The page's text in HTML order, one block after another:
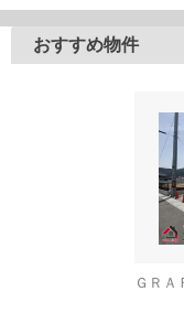
おすすめ物件